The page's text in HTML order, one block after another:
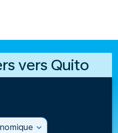
vers Quito
expand_more